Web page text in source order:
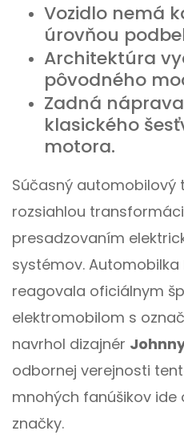
Vozidlo nemá
úrovňou
Architektúra
pôvodného
Zadná
klasického
motora.
Súčasný automobilový
rozsiahlou
presadzovaním
systémov. Automobilka
reagovala oficiálnym
elektromobilom s
navrhol dizajnér
odbornej verejnosti
mnohých fanúšikov
značky.